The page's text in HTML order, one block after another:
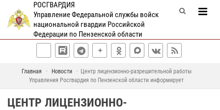
РОСГВАРДИЯ
Управление Федеральной службы войск
национальной гвардии Российской
Федерации по Пензенской области
Главная Новости
Центр лицензионно-разрешительной работы
Управления Росгвардия по Пензенской области информирует
ЦЕНТР ЛИЦЕНЗИОННО-